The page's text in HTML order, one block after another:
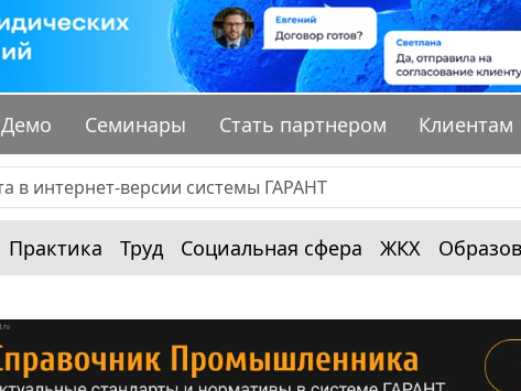
Демо Семинары Стать партнером Клиентам
Практика Труд Социальная сфера ЖКХ